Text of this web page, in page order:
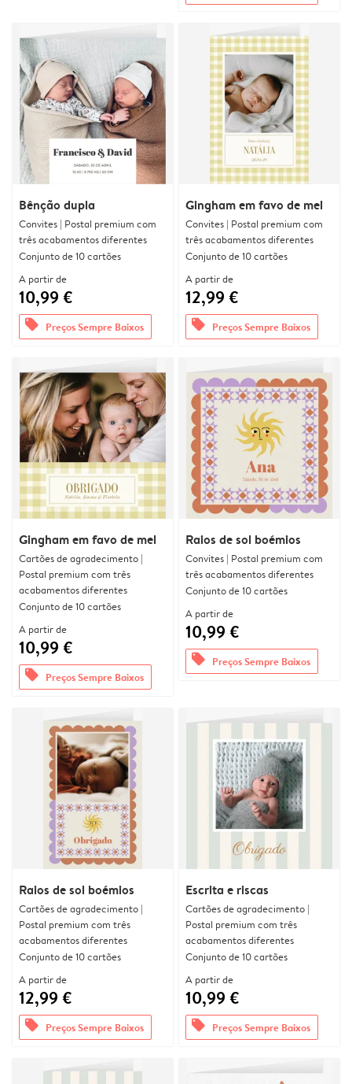
Bênção dupla
Convites | Postal premium com
três acabamentos diferentes
Conjunto de 10 cartões
A partir de
10,99 €
offers Preços Sempre Baixos
Gingham em favo de mel
Convites | Postal premium com
três acabamentos diferentes
Conjunto de 10 cartões
A partir de
12,99 €
offers Preços Sempre Baixos
Gingham em favo de mel
Cartões de agradecimento |
Postal premium com três
acabamentos diferentes
Conjunto de 10 cartões
A partir de
10,99 €
offers Preços Sempre Baixos
Raios de sol boémios
Convites | Postal premium com
três acabamentos diferentes
Conjunto de 10 cartões
A partir de
10,99 €
offers Preços Sempre Baixos
Raios de sol boémios
Cartões de agradecimento |
Postal premium com três
acabamentos diferentes
Conjunto de 10 cartões
A partir de
12,99 €
offers Preços Sempre Baixos
Escrita e riscas
Cartões de agradecimento |
Postal premium com três
acabamentos diferentes
Conjunto de 10 cartões
A partir de
10,99 €
offers Preços Sempre Baixos